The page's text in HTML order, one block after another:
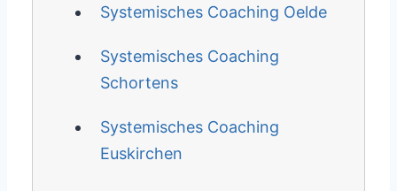
Systemisches Coaching Oelde
Systemisches Coaching
Schortens
Systemisches Coaching
Euskirchen